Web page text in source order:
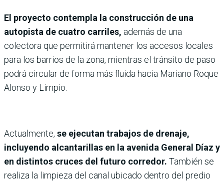
El proyecto contempla la construcción de una
autopista de cuatro carriles, además de una
colectora que permitirá mantener los accesos locales
para los barrios de la zona, mientras el tránsito de paso
podrá circular de forma más fluida hacia Mariano Roque
Alonso y Limpio.
Actualmente, se ejecutan trabajos de drenaje,
incluyendo alcantarillas en la avenida General Díaz y
en distintos cruces del futuro corredor. También se
realiza la limpieza del canal ubicado dentro del predio